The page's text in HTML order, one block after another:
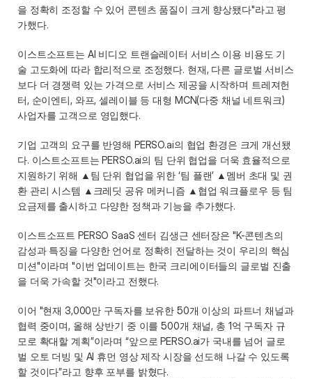
을 정확히 조정할 수 있어 콘텐츠 품질이 크게 향상됐다"라고 평
가했다.
이스트소프트는 AI 비디오 트랜슬레이터 서비스 이용 비용도 기
술 고도화에 따라 합리적으로 조정했다. 현재, 다른 글로벌 서비스
보다 더 경쟁력 있는 가격으로 서비스 제공을 시작하며 트레져헌
터, 순이엔티, 와프, 셀레이블 등 대형 MCN(다중 채널 네트워크)
사업자를 고객으로 영입했다.
기업 고객의 요구를 반영해 PERSO.ai의 협업 환경은 크게 개선됐
다. 이스트소프트는 PERSO.ai의 팀 단위 협업을 더욱 효율적으로
지원하기 위해 ▲팀 단위 협업을 위한 ‘팀 플랜’ ▲멤버 초대 및 권
환 관리 시스템 ▲크레딧 공유 메커니즘 ▲협업 워크플로우 등 팀
요금제를 출시하고 다양한 정책과 기능을 추가했다.
이스트소프트 PERSO SaaS 센터 김생근 센터장은 "K-콘텐츠의
감성과 특징을 다양한 언어로 정확히 전달하는 것이 우리의 핵심
미션"이라며 "이번 업데이트는 한국 크리에이터들의 글로벌 진출
을 더욱 가속할 것"이라고 전했다.
이어 "현재 3,000만 구독자를 보유한 50개 이상의 파트너 채널과
협력 중이며, 올해 상반기 중 이를 500개 채널, 총 1억 구독자 규
모로 확대할 계획”이라며 “앞으로 PERSO.ai가 국내를 넘어 글로
벌 오토 더빙 및 AI 휴먼 영상 제작 시장을 선도해 나갈 수 있도록
할 것이다”라고 향후 포부를 밝혔다.